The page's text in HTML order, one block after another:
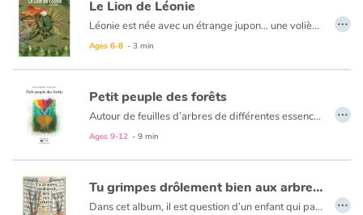
Le Lion de Léonie
Léonie est née avec un étrange jupon… une volière peut-être ? À l’âge de marcher le jupon s’alourdit. Papa et maman inventent un moyen pour l’alléger. Maintenant Léonie peut danser mais elle est lasse de rester seule à la maison. Arrive alors au village le cirque de Monsieur Trapèze et avec lui, un lion très angoissé, car sa cage est cassée. Ensemble ils concluent un marché… Léonie va-t-elle passer sa vie dans un cirque ? Elle rêve d’autres espaces, d’une autre liberté.
Ages 6-8 - 3 min
…
Petit peuple des forêts
Autour de feuilles d’arbres de différentes essences, Éliane Jules a créé et dessiné un univers fantastique.
Ages 9-12 - 9 min
…
Tu grimpes drôlement bien aux arbres !
Dans cet album, il est question d’un enfant qui passe de la vie à la campagne, à la vie en ville. Benjamin doit soudain tout quitter: ses amis, ses voisins, son cerisier dans le jardin. Le déménagement s'impose (mais comment tout faire tenir dans un carton?), ainsi que la nouvelle manière d'habiter en ville, qui est toute à découvrir, du haut de sa nouvelle fenêtre: la grande place, le paysage urbain, le grouillement des petits humains qui vivent là-dessous…
…